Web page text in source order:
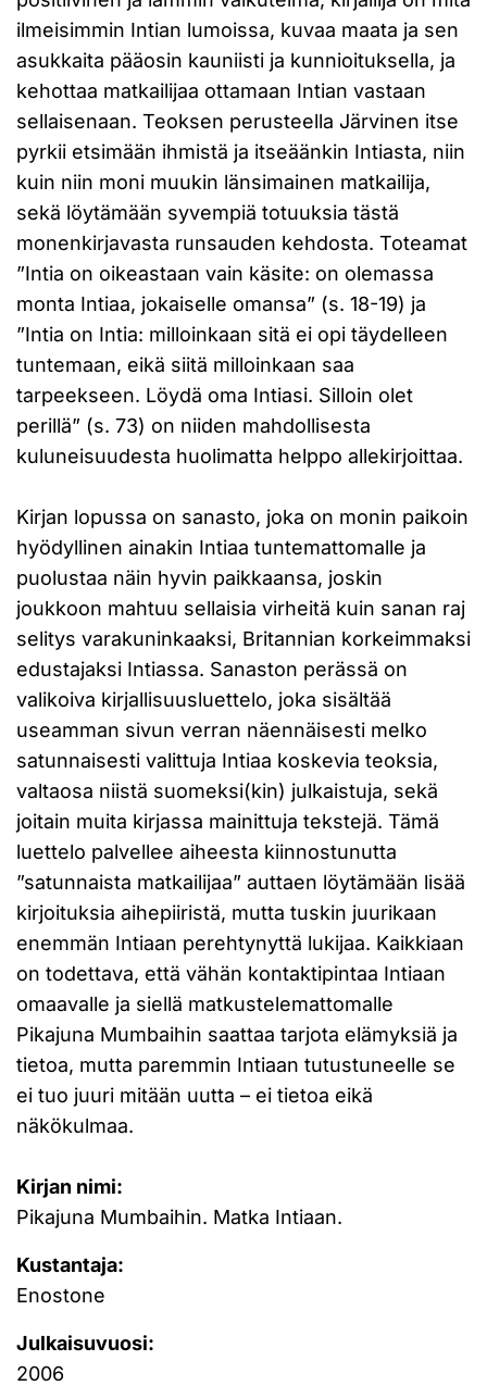
ilmeisimmin Intian lumoissa, kuvaa maata ja sen
asukkaita pääosin kauniisti ja kunnioituksella, ja
kehottaa matkailijaa ottamaan Intian vastaan
sellaisenaan. Teoksen perusteella Järvinen itse
pyrkii etsimään ihmistä ja itseäänkin Intiasta, niin
kuin niin moni muukin länsimainen matkailija,
sekä löytämään syvempiä totuuksia tästä
monenkirjavasta runsauden kehdosta. Toteamat
”Intia on oikeastaan vain käsite: on olemassa
monta Intiaa, jokaiselle omansa” (s. 18-19) ja
”Intia on Intia: milloinkaan sitä ei opi täydelleen
tuntemaan, eikä siitä milloinkaan saa
tarpeekseen. Löydä oma Intiasi. Silloin olet
perillä” (s. 73) on niiden mahdollisesta
kuluneisuudesta huolimatta helppo allekirjoittaa.
Kirjan lopussa on sanasto, joka on monin paikoin
hyödyllinen ainakin Intiaa tuntemattomalle ja
puolustaa näin hyvin paikkaansa, joskin
joukkoon mahtuu sellaisia virheitä kuin sanan raj
selitys varakuninkaaksi, Britannian korkeimmaksi
edustajaksi Intiassa. Sanaston perässä on
valikoiva kirjallisuusluettelo, joka sisältää
useamman sivun verran näennäisesti melko
satunnaisesti valittuja Intiaa koskevia teoksia,
valtaosa niistä suomeksi(kin) julkaistuja, sekä
joitain muita kirjassa mainittuja tekstejä. Tämä
luettelo palvellee aiheesta kiinnostunutta
”satunnaista matkailijaa” auttaen löytämään lisää
kirjoituksia aihepiiristä, mutta tuskin juurikaan
enemmän Intiaan perehtynyttä lukijaa. Kaikkiaan
on todettava, että vähän kontaktipintaa Intiaan
omaavalle ja siellä matkustelemattomalle
Pikajuna Mumbaihin saattaa tarjota elämyksiä ja
tietoa, mutta paremmin Intiaan tutustuneelle se
ei tuo juuri mitään uutta – ei tietoa eikä
näkökulmaa.
Kirjan nimi:
Pikajuna Mumbaihin. Matka Intiaan.
Kustantaja:
Enostone
Julkaisuvuosi:
2006